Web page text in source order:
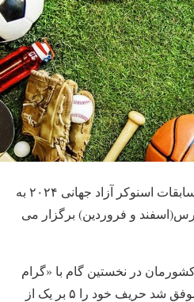
به گزارش خبرگزاری مهر، مسابقات اسنوکر آزاد جهانی ۲۰۲۴ به
و فروردین) برگزار می
در نخستین گام با «گرام
دات» از اسکاتلند رو به رو و موفق شد حریف خود را ۵ بر یک از